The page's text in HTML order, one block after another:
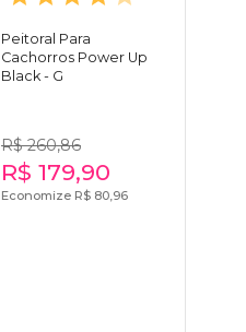
Peitoral Para
Cachorros Power Up
Black - G
R$ 260,86
R$ 179,90
Economize R$ 80,96